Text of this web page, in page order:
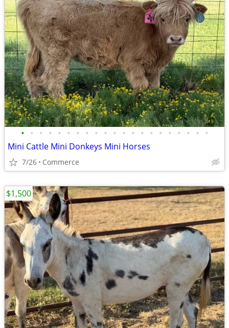
• • • • • • • • • • • • • • • • • • • • •
Mini Cattle Mini Donkeys Mini Horses
7/26 Commerce
$1,500